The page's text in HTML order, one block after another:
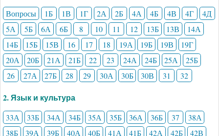
Вопросы 1Б 1В 1Г 2А 2Б 4А 4Б 4В 4Г
4Д
5А
5Б 6А 6Б 8 10 11 12 13Б 13В
14А
14Б
15Б 15В 16 17 18 19А 19Б 19В
19Г
20А
20Б 21А 21Б 22 23 24А 24Б 25А
25Б
26
27А 27Б 28 29 30А 30Б 30В 31 32
2. Язык и культура
33А 33Б 34А 34Б 35А 35Б 36А 36Б 37
38А
38Б
39А 39Б 40А 40Б 41А 41Б 42А 42Б
42В